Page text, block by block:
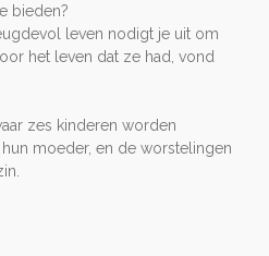
bieden?
leven nodigt je uit om
het leven dat ze had, vond
zes kinderen worden
moeder, en de worstelingen